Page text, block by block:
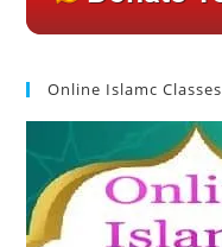
Online Islamc Classes